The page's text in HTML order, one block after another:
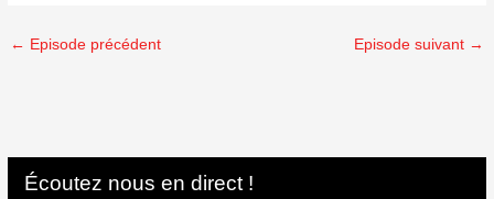
← Episode précédent Episode suivant →
Écoutez nous en direct !